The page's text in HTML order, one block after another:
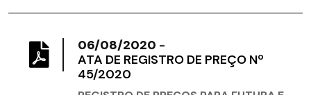
06/08/2020 -
ATA DE REGISTRO DE PREÇO Nº
45/2020